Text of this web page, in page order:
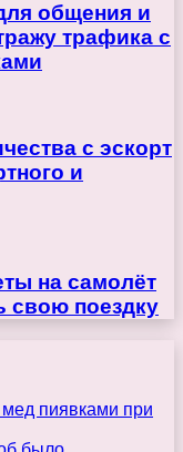
общения и
трафика с
с эскорт
и
на самолёт
свою поездку